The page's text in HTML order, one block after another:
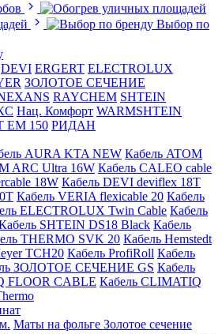
Выбор по
DEVI ERGERT ELECTROLUX
ЗОЛОТОЕ СЕЧЕНИЕ
RAYCHEM SHTEIN
Нац. Комфорт WARMSHTEIN
EM 150 РИДАН
AURA KTA NEW Кабель ATOM
ARC Ultra 16W Кабель CALEO cable
18W Кабель DEVI deviflex 18T
Кабель VERIA flexicable 20 Кабель
ELECTROLUX Twin Cable Кабель
SHTEIN DS18 Black Кабель
THERMO SVK 20 Кабель Hemstedt
TCH20 Кабель ProfiRoll Кабель
ЗОЛОТОЕ СЕЧЕНИЕ GS Кабель
FLOOR CABLE Кабель CLIMATIQ
Маты на фольге Золотое сечение